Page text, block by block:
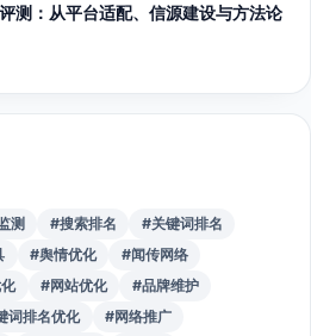
测：从平台适配、信源建设与方法论
测 #搜索排名
#关键词排名
#舆情优化
#闻传网络
#网站优化
#品牌维护
词排名优化
#网络推广